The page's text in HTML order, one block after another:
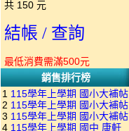
共 150 元
結帳 / 查詢
最低消費需滿500元
銷售排行榜
1 115學年上學期 國小大補帖
南一版 國語+數學+社會+生活
+自然 1-6年級 教學光碟DVD
2 115學年上學期 國小大補帖
康軒版 國語+數學+社會+生活
3 115學年上學期 國小大補帖
4 115學年上學期 國中 康軒